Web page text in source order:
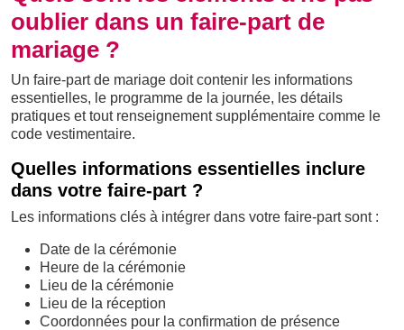
oublier dans un faire-part de
mariage ?
Un faire-part de mariage doit contenir les informations
essentielles, le programme de la journée, les détails
pratiques et tout renseignement supplémentaire comme le
code vestimentaire.
Quelles informations essentielles inclure
dans votre faire-part ?
Les informations clés à intégrer dans votre faire-part sont :
Date de la cérémonie
Heure de la cérémonie
Lieu de la cérémonie
Lieu de la réception
Coordonnées pour la confirmation de présence